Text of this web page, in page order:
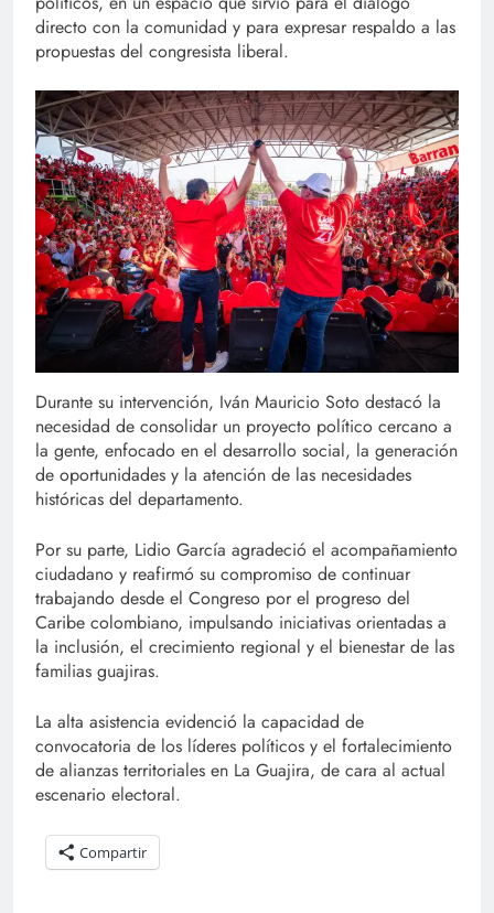
directo con la comunidad y para expresar respaldo a las
propuestas del congresista liberal.
Durante su intervención, Iván Mauricio Soto destacó la
necesidad de consolidar un proyecto político cercano a
la gente, enfocado en el desarrollo social, la generación
de oportunidades y la atención de las necesidades
históricas del departamento.
Por su parte, Lidio García agradeció el acompañamiento
ciudadano y reafirmó su compromiso de continuar
trabajando desde el Congreso por el progreso del
Caribe colombiano, impulsando iniciativas orientadas a
la inclusión, el crecimiento regional y el bienestar de las
familias guajiras.
La alta asistencia evidenció la capacidad de
convocatoria de los líderes políticos y el fortalecimiento
de alianzas territoriales en La Guajira, de cara al actual
escenario electoral.
Compartir